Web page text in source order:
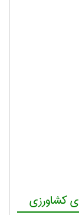
کشاورزی